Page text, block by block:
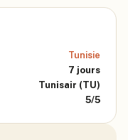
Tunisie
7 jours
Tunisair (TU)
5/5